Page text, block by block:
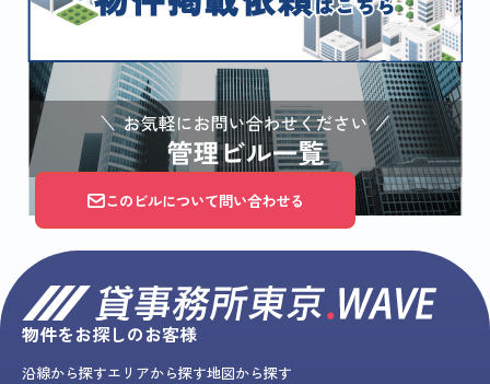
このビルについて問い合わせる
物件をお探しのお客様
沿線から探すエリアから探す地図から探す